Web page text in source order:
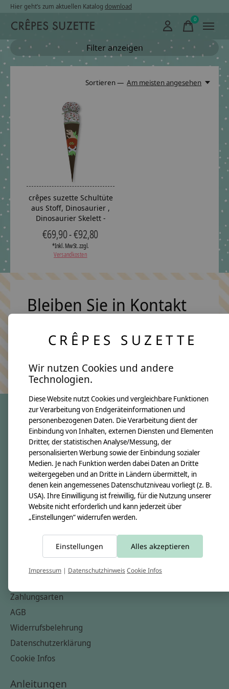
Hier geht’s zum aktuellen Katalog download
0items
Filter anzeigen
Sortieren — Am meisten angesehen
crêpes suzette Schultüte
aus Stoff, Dinosaurier ,
Dinosaurier Skelett -
€69,90 - €92,80
*Inkl. MwSt. zzgl.
Versandkosten
Bleiben Sie in Kontakt
Keine Sorge, wir übertreiben es nicht
crêpes suzette
Über uns
Unsere Creppies
Nähkästchen
Unsere Stoffe
Impressum
Informationen
Kontakt
Zahlungsarten
AGB
Widerrufsbelehrung
Datenschutzerklärung
Cookie Infos
Anleitungen
CRÊPES SUZETTE
Wir nutzen Cookies und andere
Technologien.
Diese Website nutzt Cookies und vergleichbare Funktionen
zur Verarbeitung von Endgeräteinformationen und
personenbezogenen Daten. Die Verarbeitung dient der
Einbindung von Inhalten, externen Diensten und Elementen
Dritter, der statistischen Analyse/Messung, der
personalisierten Werbung sowie der Einbindung sozialer
Medien. Je nach Funktion werden dabei Daten an Dritte
weitergegeben und an Dritte in Ländern übermittelt, in
denen kein angemessenes Datenschutzniveau vorliegt (z. B.
USA). Ihre Einwilligung ist freiwillig, für die Nutzung unserer
Website nicht erforderlich und kann jederzeit über
„Einstellungen“ widerrufen werden.
Einstellungen Alles akzeptieren
Impressum | DatenschutzhinweisCookie Infos